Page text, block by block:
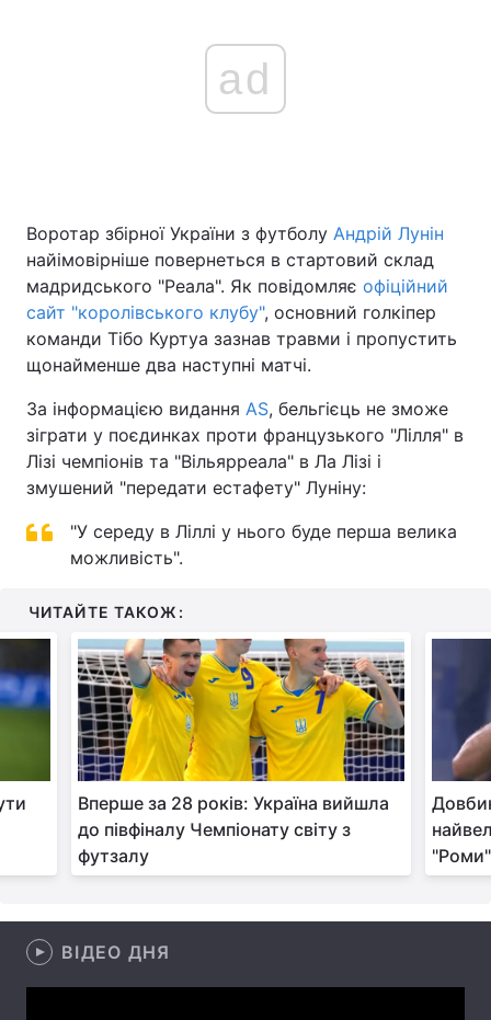
Головна Війна
Україна Політика
Економіка Світ
Техно і зв'язок Лайт
Зброя Інциденти
Здоров'я Туризм
Лонгріди
Відео з Youtube Статті
Архів Вакансії
ad
Воротар збірної України з футболу Андрій Лунін
найімовірніше повернеться в стартовий склад
мадридського "Реала". Як повідомляє офіційний
сайт "королівського клубу", основний голкіпер
команди Тібо Куртуа зазнав травми і пропустить
щонайменше два наступні матчі.
За інформацією видання AS, бельгієць не зможе
зіграти у поєдинках проти французького "Лілля" в
Лізі чемпіонів та "Вільярреала" в Ла Лізі і
змушений "передати естафету" Луніну:
"У середу в Ліллі у нього буде перша велика
можливість".
ЧИТАЙТЕ ТАКОЖ:
Вперше за 28 років: Україна вийшла
до півфіналу Чемпіонату світу з
футзалу
ВІДЕО ДНЯ